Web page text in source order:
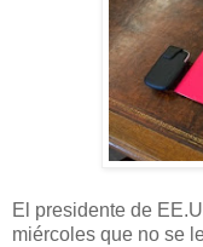
El presidente de
miércoles que no se